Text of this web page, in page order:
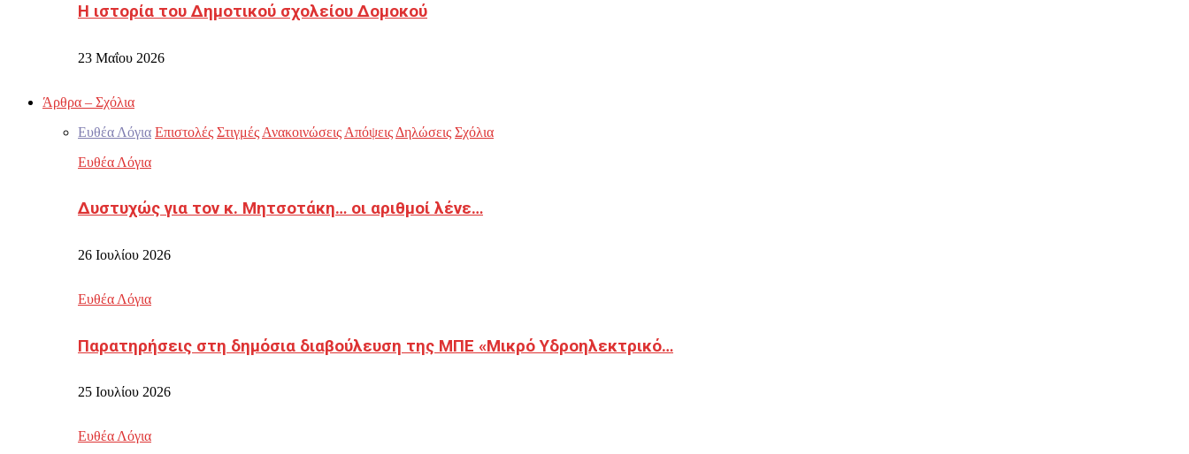
Η ιστορία του Δημοτικού σχολείου Δομοκού
23 Μαΐου 2026
Άρθρα – Σχόλια
Ευθέα Λόγια Επιστολές Στιγμές Ανακοινώσεις Απόψεις Δηλώσεις Σχόλια
Ευθέα Λόγια
Δυστυχώς για τον κ. Μητσοτάκη… οι αριθμοί λένε…
26 Ιουλίου 2026
Ευθέα Λόγια
Παρατηρήσεις στη δημόσια διαβούλευση της ΜΠΕ «Μικρό Υδροηλεκτρικό…
25 Ιουλίου 2026
Ευθέα Λόγια